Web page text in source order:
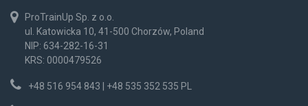
ProTrainUp Sp. z o.o.
ul. Katowicka 10, 41-500 Chorzów, Poland
NIP: 634-282-16-31
KRS: 0000479526
+48 516 954 843 | +48 535 352 535 PL